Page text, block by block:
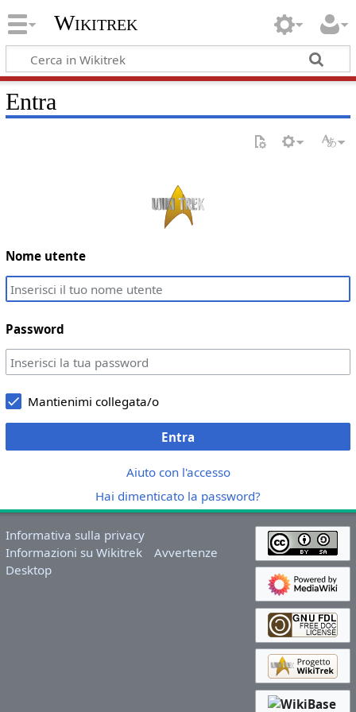
Wikitrek
Entra
Nome utente
Password
Mantienimi collegata/o
Entra
Aiuto con l'accesso
Hai dimenticato la password?
Informativa sulla privacy
Informazioni su Wikitrek
Avvertenze
Desktop